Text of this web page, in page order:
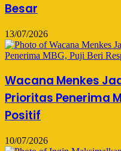
Besar
13/07/2026
Wacana Menkes
Prioritas Penerima
Positif
10/07/2026